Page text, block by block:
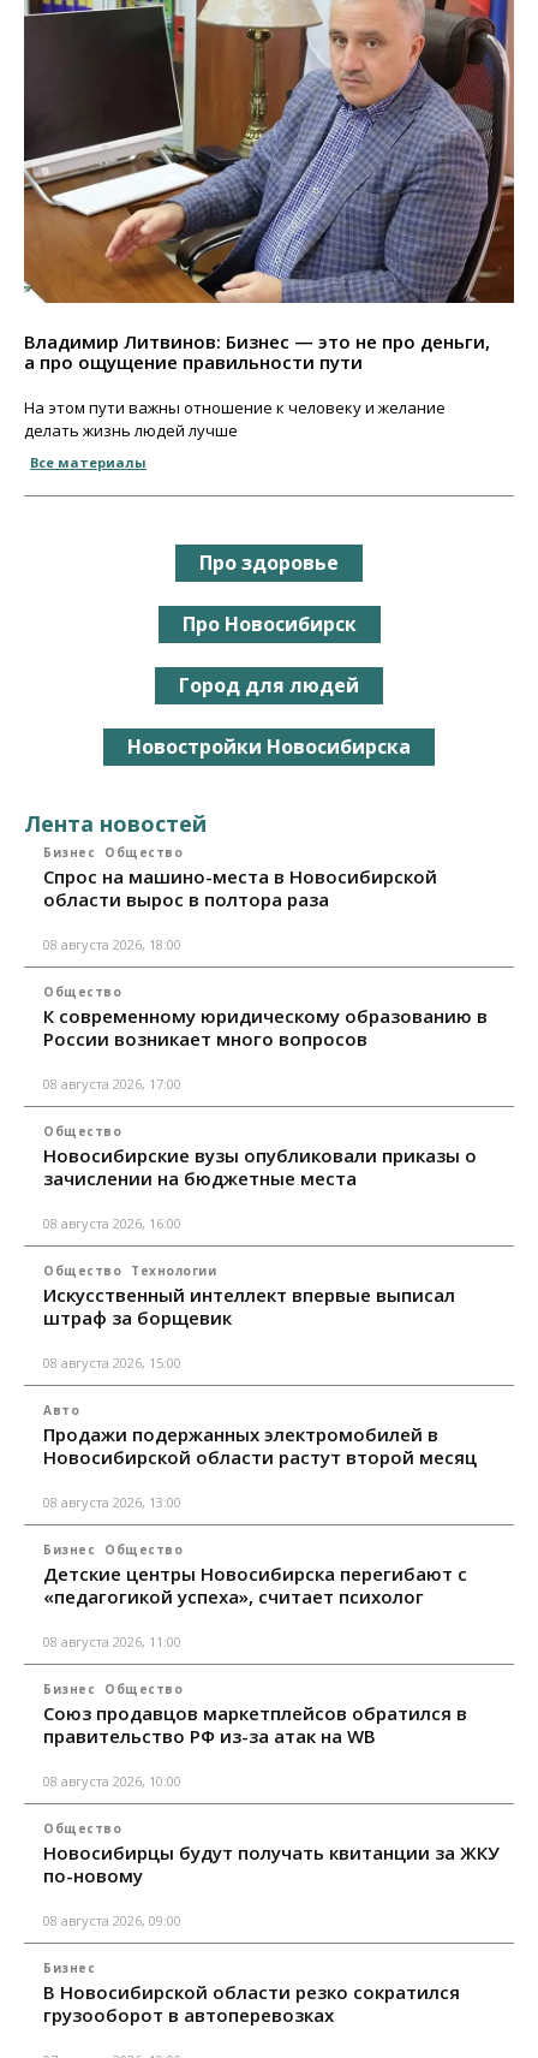
Владимир Литвинов: Бизнес — это не про деньги,
а про ощущение правильности пути
На этом пути важны отношение к человеку и желание
делать жизнь людей лучше
Все материалы
Про здоровье
Про Новосибирск
Город для людей
Новостройки Новосибирска
Лента новостей
Бизнес Общество
Спрос на машино-места в Новосибирской
области вырос в полтора раза
08 августа 2026, 18:00
Общество
К современному юридическому образованию в
России возникает много вопросов
08 августа 2026, 17:00
Общество
Новосибирские вузы опубликовали приказы о
зачислении на бюджетные места
08 августа 2026, 16:00
Общество Технологии
Искусственный интеллект впервые выписал
штраф за борщевик
08 августа 2026, 15:00
Авто
Продажи подержанных электромобилей в
Новосибирской области растут второй месяц
08 августа 2026, 13:00
Бизнес Общество
Детские центры Новосибирска перегибают с
«педагогикой успеха», считает психолог
08 августа 2026, 11:00
Бизнес Общество
Союз продавцов маркетплейсов обратился в
правительство РФ из-за атак на WB
08 августа 2026, 10:00
Общество
Новосибирцы будут получать квитанции за ЖКУ
по-новому
08 августа 2026, 09:00
Бизнес
В Новосибирской области резко сократился
грузооборот в автоперевозках